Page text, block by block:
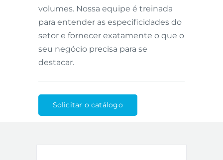
volumes. Nossa equipe é treinada
para entender as especificidades do
setor e fornecer exatamente o que o
seu negócio precisa para se
destacar.
Solicitar o catálogo